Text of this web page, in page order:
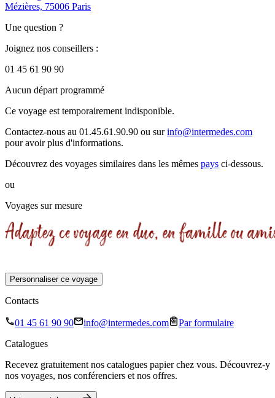
Mézières, 75006 Paris
Une question ?
Joignez nos conseillers :
01 45 61 90 90
Aucun départ programmé
Ce voyage est temporairement indisponible.
Contactez-nous au 01.45.61.90.90 ou surinfo@intermedes.com
pour avoir plus d'informations.
Découvrez des voyages similaires dans les mêmes pays ci-dessous.
ou
Voyages sur mesure
Personnaliser ce voyage
Contacts
01 45 61 90 90 info@intermedes.com
Par formulaire
Catalogues
Recevez gratuitement nos catalogues papier chez vous. Découvrez-y
nos voyages, nos conférenciers et nos offres.